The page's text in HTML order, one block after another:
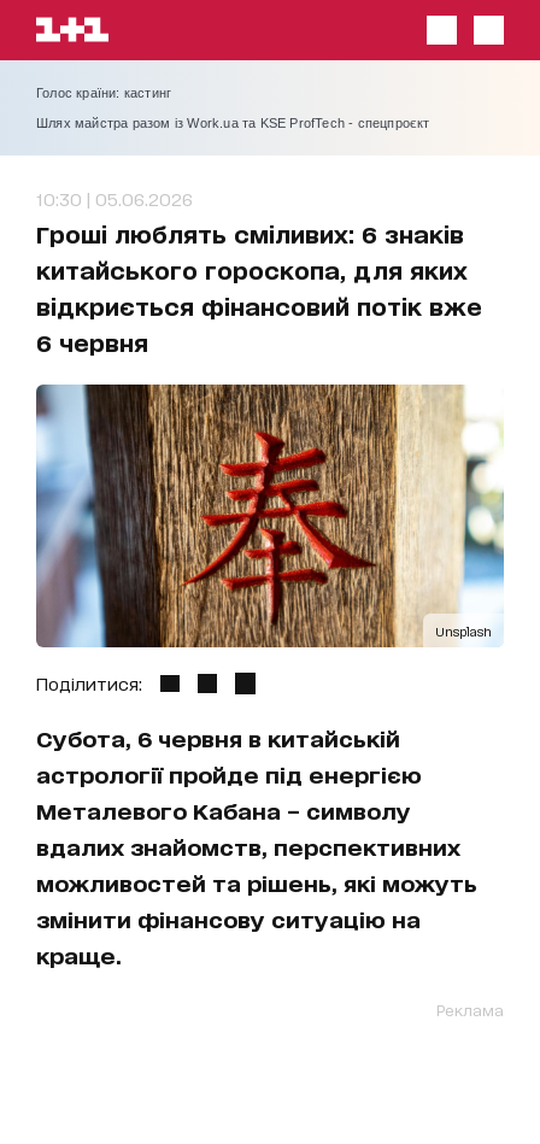
Голос країни: кастинг
Шлях майстра разом із Work.ua та KSE ProfTech - спецпроєкт
10:30 | 05.06.2026
Гроші люблять сміливих: 6 знаків
китайського гороскопа, для яких
відкриється фінансовий потік вже
6 червня
Unsplash
Поділитися:
Субота, 6 червня в китайській
астрології пройде під енергією
Металевого Кабана – символу
вдалих знайомств, перспективних
можливостей та рішень, які можуть
змінити фінансову ситуацію на
краще.
Реклама